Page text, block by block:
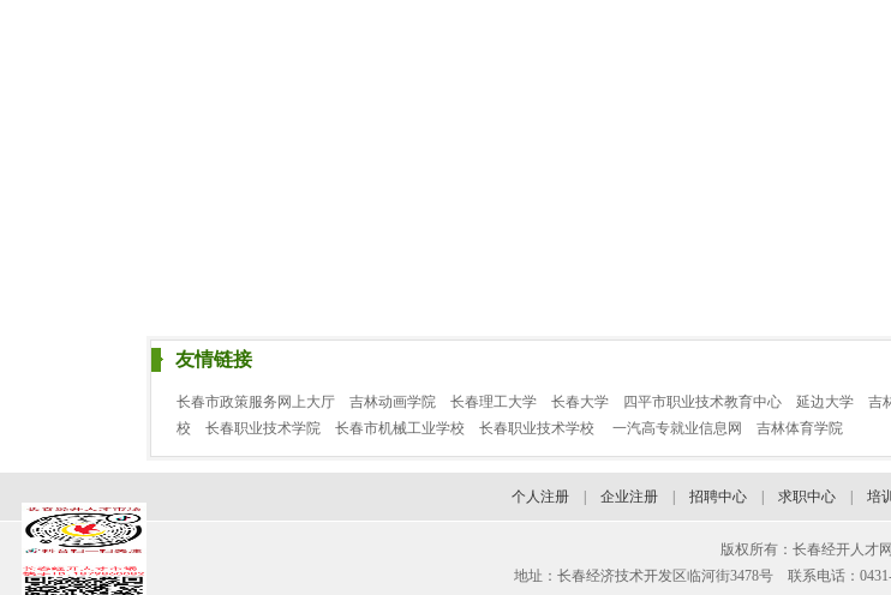
友情链接
长春市政策服务网上大厅 吉林动画学院 长春理工大学 长春大学 四平市职业技术教育中心 延边大学 吉
校
长春职业技术学院 长春市机械工业学校 长春职业技术学校 一汽高专就业信息网 吉林体育学院
个人注册 企业注册 招聘中心 求职中心 培
版权所有：长春经开人才网
地址：长春经济技术开发区临河街3478号 联系电话：